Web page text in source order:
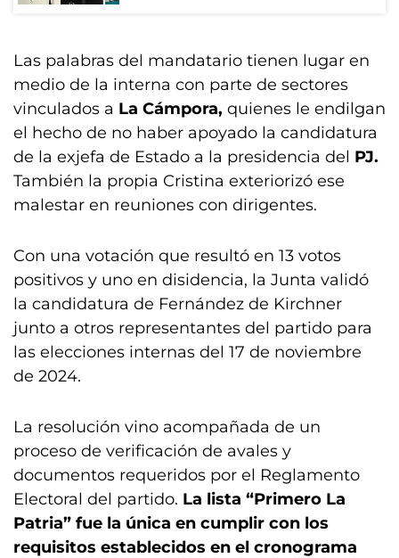
Las palabras del mandatario tienen lugar en
medio de la interna con parte de sectores
vinculados a La Cámpora, quienes le endilgan
el hecho de no haber apoyado la candidatura
de la exjefa de Estado a la presidencia del PJ.
También la propia Cristina exteriorizó ese
malestar en reuniones con dirigentes.
Con una votación que resultó en 13 votos
positivos y uno en disidencia, la Junta validó
la candidatura de Fernández de Kirchner
junto a otros representantes del partido para
las elecciones internas del 17 de noviembre
de 2024.
La resolución vino acompañada de un
proceso de verificación de avales y
documentos requeridos por el Reglamento
Electoral del partido. La lista “Primero La
Patria” fue la única en cumplir con los
requisitos establecidos en el cronograma